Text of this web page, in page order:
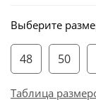
Выберите
48 50
Таблица